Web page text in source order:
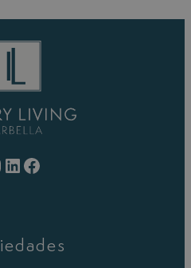
LinkedIn Facebook